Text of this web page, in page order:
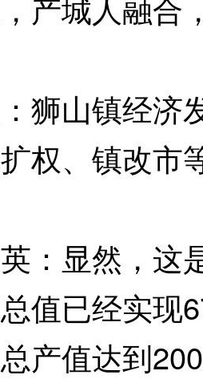
山镇经济
权、镇改市
显然，这
值已经实现
产值达到